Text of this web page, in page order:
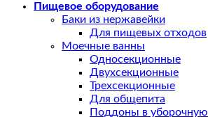
Пищевое оборудование
Баки из нержавейки
Для пищевых отходов
Моечные ванны
Односекционные
Двухсекционные
Трехсекционные
Для общепита
Поддоны в уборочную